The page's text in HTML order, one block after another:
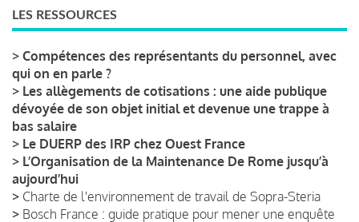
LES RESSOURCES
> Compétences des représentants du personnel, avec
qui on en parle ?
> Les allègements de cotisations : une aide publique
dévoyée de son objet initial et devenue une trappe à
bas salaire
> Le DUERP des IRP chez Ouest France
> L’Organisation de la Maintenance De Rome jusqu’à
aujourd’hui
> Charte de l'environnement de travail de Sopra-Steria
> Bosch France : guide pratique pour mener une enquête